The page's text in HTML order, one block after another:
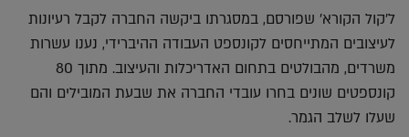
ל'קול הקורא' שפורסם, במסגרתו ביקשה החברה לקבל רעיונות
לעיצובים המתייחסים לקונספט העבודה ההיברידי, נענו עשרות
משרדים, מהבולטים בתחום האדריכלות והעיצוב. מתוך 80
קונספטים שונים בחרו עובדי החברה את שבעת המובילים והם
שעלו לשלב הגמר.